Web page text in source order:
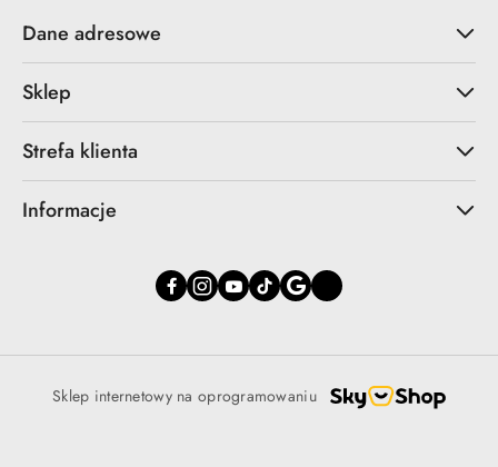
Dane adresowe
Sklep
Strefa klienta
Informacje
Sklep internetowy na oprogramowaniu